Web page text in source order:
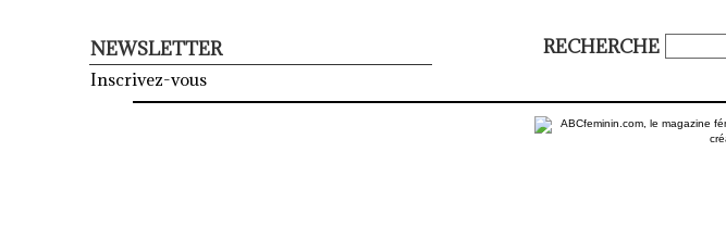
NEWSLETTER
Inscrivez-vous
RECHERCHE